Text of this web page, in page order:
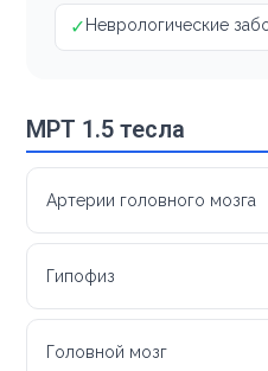
✓ Неврологические
МРТ 1.5 тесла
Артерии головного мозга
Гипофиз
Головной мозг